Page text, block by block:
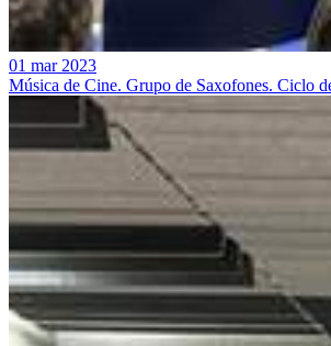
01 mar 2023
Música de Cine. Grupo de Saxofones. Ciclo